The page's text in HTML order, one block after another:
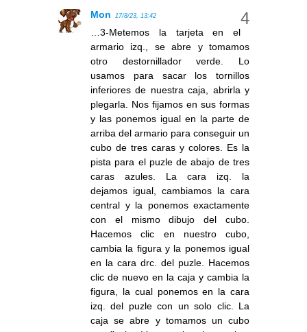
Mon 17/8/23, 13:42
…3-Metemos la tarjeta en el
armario izq., se abre y tomamos
otro destornillador verde. Lo
usamos para sacar los tornillos
inferiores de nuestra caja, abrirla y
plegarla. Nos fijamos en sus formas
y las ponemos igual en la parte de
arriba del armario para conseguir un
cubo de tres caras y colores. Es la
pista para el puzle de abajo de tres
caras azules. La cara izq. la
dejamos igual, cambiamos la cara
central y la ponemos exactamente
con el mismo dibujo del cubo.
Hacemos clic en nuestro cubo,
cambia la figura y la ponemos igual
en la cara drc. del puzle. Hacemos
clic de nuevo en la caja y cambia la
figura, la cual ponemos en la cara
izq. del puzle con un solo clic. La
caja se abre y tomamos un cubo